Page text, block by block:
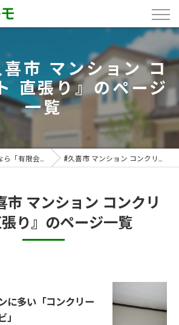
市 マンション コ
直張り』のページ
一覧
#久喜市 マンション コンクリート 直張り
市 マンション コンクリ
り』のページ一覧
に多い「コンクリー